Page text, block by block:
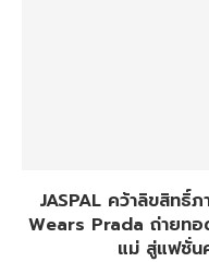
JASPAL คว้าลิขสิท
Wears Prada ถ่ายท
แม่ สู่แฟชั่น